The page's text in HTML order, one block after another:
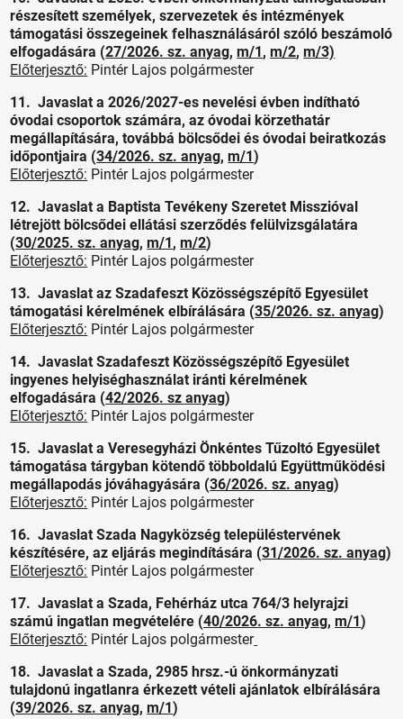
részesített személyek, szervezetek és intézmények
támogatási összegeinek felhasználásáról szóló beszámoló
elfogadására (27/2026. sz. anyag,m/1,m/2,m/3)
Előterjesztő: Pintér Lajos polgármester
11. Javaslat a 2026/2027-es nevelési évben indítható
óvodai csoportok számára, az óvodai körzethatár
megállapítására, továbbá bölcsődei és óvodai beiratkozás
időpontjaira (34/2026. sz. anyag,m/1)
Előterjesztő: Pintér Lajos polgármester
12. Javaslat a Baptista Tevékeny Szeretet Misszióval
létrejött bölcsődei ellátási szerződés felülvizsgálatára
(30/2025. sz. anyag,m/1,m/2)
Előterjesztő: Pintér Lajos polgármester
13. Javaslat az Szadafeszt Közösségszépítő Egyesület
támogatási kérelmének elbírálására (35/2026. sz. anyag)
Előterjesztő: Pintér Lajos polgármester
14. Javaslat Szadafeszt Közösségszépítő Egyesület
ingyenes helyiséghasználat iránti kérelmének
elfogadására (42/2026. sz anyag)
Előterjesztő: Pintér Lajos polgármester
15. Javaslat a Veresegyházi Önkéntes Tűzoltó Egyesület
támogatása tárgyban kötendő többoldalú Együttműködési
megállapodás jóváhagyására (36/2026. sz. anyag)
Előterjesztő: Pintér Lajos polgármester
16. Javaslat Szada Nagyközség településtervének
készítésére, az eljárás megindítására (31/2026. sz. anyag)
Előterjesztő: Pintér Lajos polgármester
17. Javaslat a Szada, Fehérház utca 764/3 helyrajzi
számú ingatlan megvételére (40/2026. sz. anyag,m/1)
Előterjesztő: Pintér Lajos polgármester
18. Javaslat a Szada, 2985 hrsz.-ú önkormányzati
tulajdonú ingatlanra érkezett vételi ajánlatok elbírálására
(39/2026. sz. anyag,m/1)